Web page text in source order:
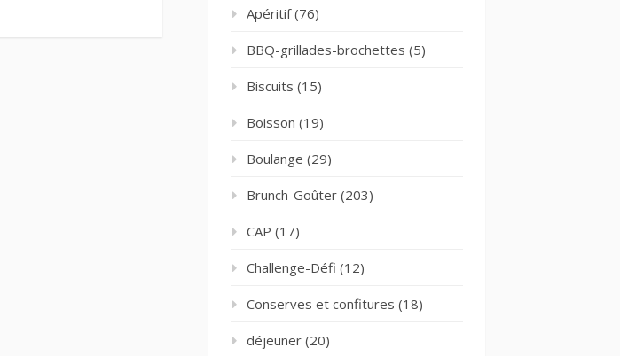
Apéritif(76)
BBQ-grillades-brochettes (5)
Biscuits (15)
Boisson (19)
Boulange (29)
Brunch-Goûter (203)
CAP (17)
Challenge-Défi (12)
Conserves et confitures (18)
déjeuner (20)